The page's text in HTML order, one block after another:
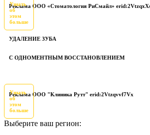
Реклама ООО «Стоматология РиСмайл»
Узнать
об
этом
больше
УДАЛЕНИЕ ЗУБА
С ОДНОМЕНТНЫМ ВОССТАНОВЛЕНИЕМ
Реклама ООО "Клиника Рутт" erid:2Vtzqvvf7Vx
Узнать
об
этом
больше
Выберите ваш регион: